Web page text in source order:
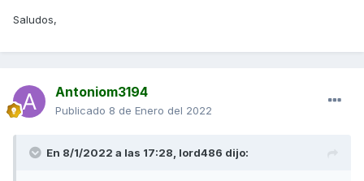
Saludos,
Antoniom3194
Publicado 8 de Enero del 2022
En 8/1/2022 a las 17:28, lord486 dijo: